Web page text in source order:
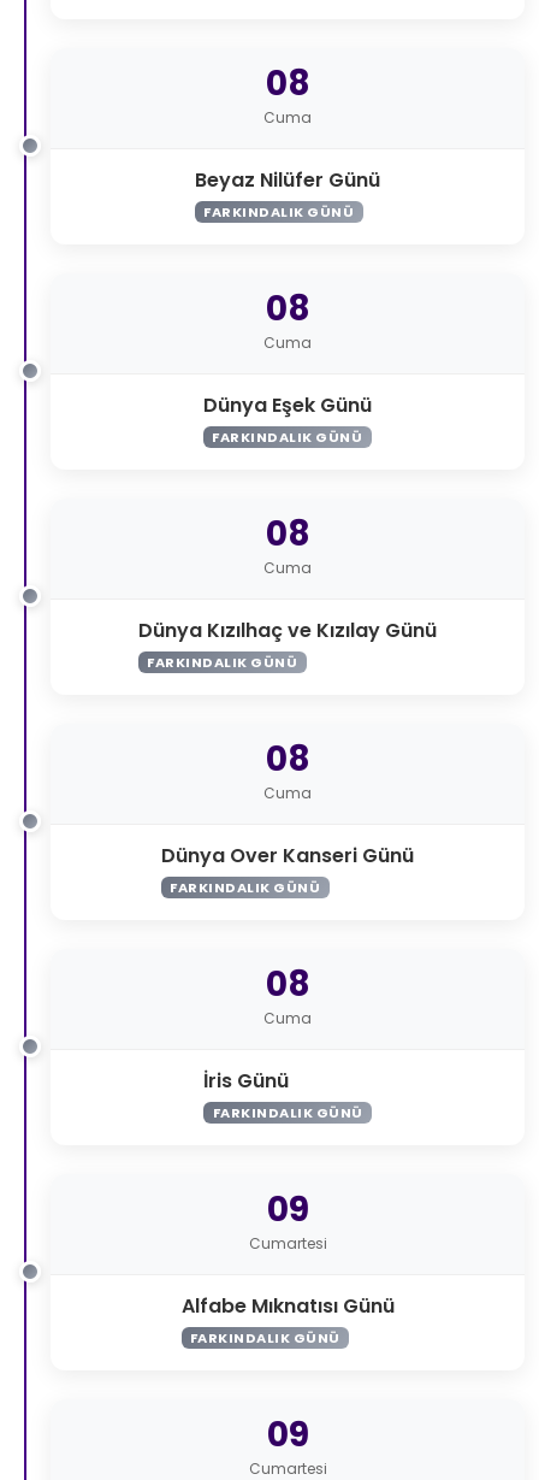
08
Cuma
Beyaz Nilüfer Günü
FARKINDALIK GÜNÜ
08
Cuma
Dünya Eşek Günü
FARKINDALIK GÜNÜ
08
Cuma
Dünya Kızılhaç ve Kızılay Günü
FARKINDALIK GÜNÜ
08
Cuma
Dünya Over Kanseri Günü
FARKINDALIK GÜNÜ
08
Cuma
İris Günü
FARKINDALIK GÜNÜ
09
Cumartesi
Alfabe Mıknatısı Günü
FARKINDALIK GÜNÜ
09
Cumartesi